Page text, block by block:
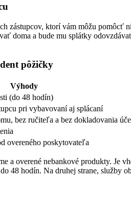
zástupcov, ktorí vám môžu
doma a bude mu splátky
pôžičky
Výhody
(do 48 hodín)
pri vybavovaní aj splácaní
bez ručiteľa a bez dokladovania
overeného poskytovateľa
a overené nebankové produkty.
48 hodín. Na druhej strane, služby